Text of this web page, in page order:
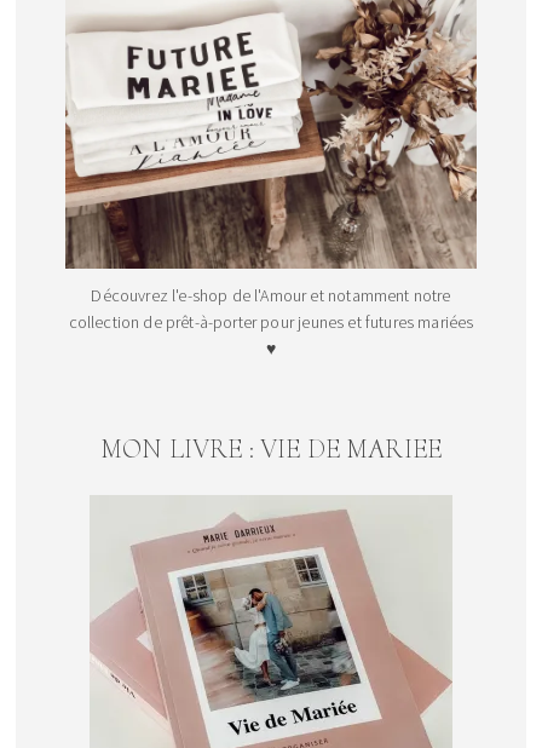
Découvrez l'e-shop de l'Amour et notamment notre
collection de prêt-à-porter pour jeunes et futures mariées
♥
MON LIVRE : VIE DE MARIEE